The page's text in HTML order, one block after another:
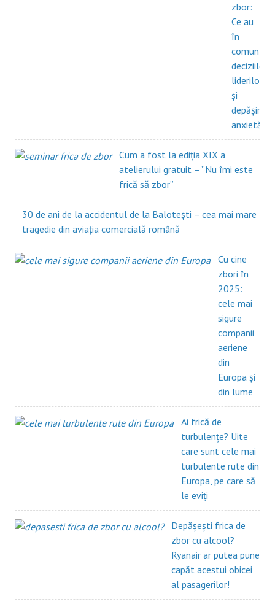
zbor:
Ce au
în
comun
deciziile
liderilor
și
depășirea
anxietății?
Cum a fost la ediția XIX a
atelierului gratuit – ”Nu îmi este
frică să zbor”
30 de ani de la accidentul de la Balotești – cea mai mare
tragedie din aviația comercială română
Cu cine
zbori în
2025:
cele mai
sigure
companii
aeriene
din
Europa și
din lume
Ai frică de
turbulențe? Uite
care sunt cele mai
turbulente rute din
Europa, pe care să
le eviți
Depășești frica de
zbor cu alcool?
Ryanair ar putea pune
capăt acestui obicei
al pasagerilor!